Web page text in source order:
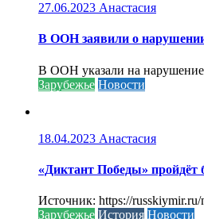
27.06.2023 Анастасия
В ООН заявили о
В ООН указали на нарушение
Зарубежье Новости
18.04.2023 Анастасия
«Диктант Победы» пройдёт
Источник: https://russkiymir.ru/
Зарубежье История Новости